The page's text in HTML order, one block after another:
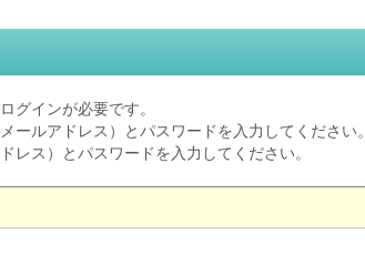
グインが必要です。
ールアドレス）とパスワードを入力してください。
レス）とパスワードを入力してください。